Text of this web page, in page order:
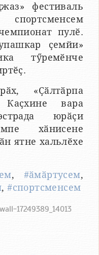
фестиваль
пулӗ.
ҫемйи»
тӳремӗнче
«Ҫӑлтӑрпа
вара
юрӑҫи
хӑнисене
ятне хальлӗхе
, #ӑмӑртусем,
,#спортсменсем
17249389_14013